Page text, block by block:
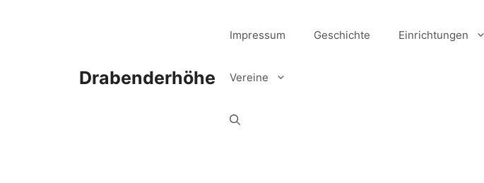
Drabenderhöhe
Impressum Geschichte Einrichtungen
Vereine